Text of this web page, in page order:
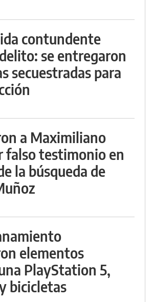
contundente
se entregaron
secuestradas para
a Maximiliano
falso testimonio en
la búsqueda de
elementos
PlayStation 5,
bicicletas